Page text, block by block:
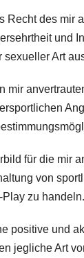
Recht des mir
und
sexueller Art
mir
für die mir
von
Play zu handeln.
positive und
jegliche Art